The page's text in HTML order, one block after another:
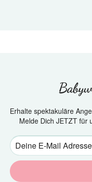
Erhalte spektakuläre
Melde Dich JETZT für